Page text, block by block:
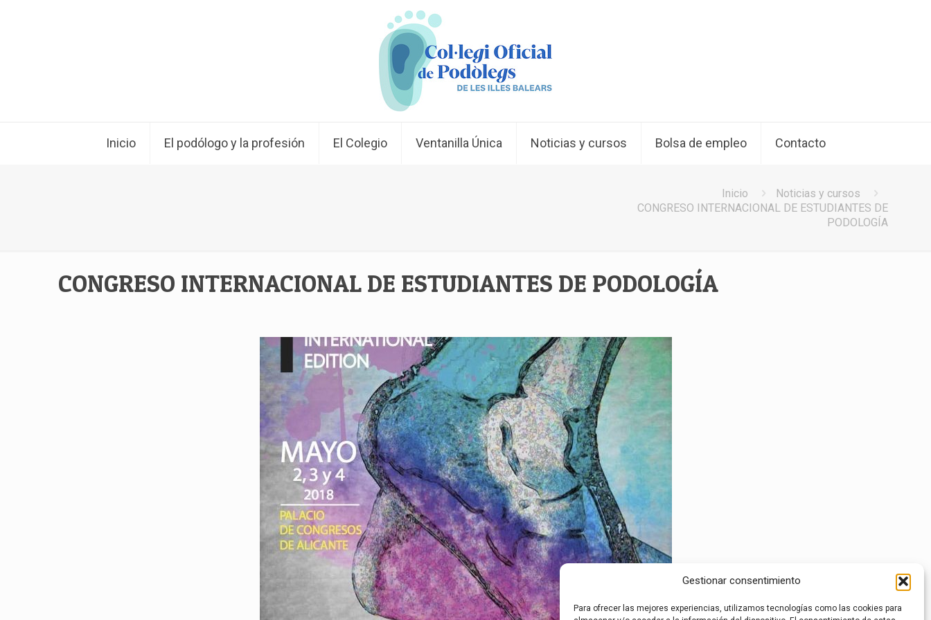
Gestionar consentimiento
Para ofrecer las mejores experiencias, utilizamos tecnologías como las cookies para
Inicio El podólogo y la profesión El Colegio Ventanilla Única Noticias y cursos Bolsa de empleo Contacto
Inicio
Noticias y cursos
CONGRESO INTERNACIONAL DE ESTUDIANTES DE
PODOLOGÍA
CONGRESO INTERNACIONAL DE ESTUDIANTES DE PODOLOGÍA